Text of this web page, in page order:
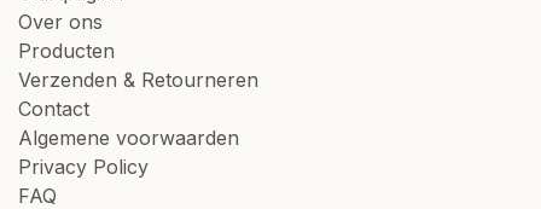
Over ons
Producten
Verzenden & Retourneren
Contact
Algemene voorwaarden
Privacy Policy
FAQ